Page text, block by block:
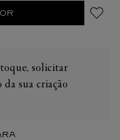
até 3 bar (aprox. 30
solicitar
sua criação